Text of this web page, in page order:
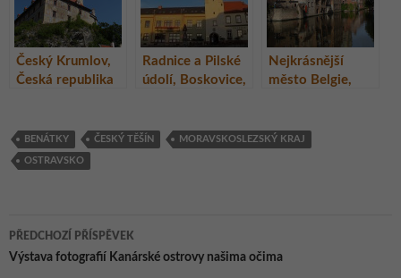
Český Krumlov,
Česká republika
Radnice a Pilské
údolí, Boskovice,
Nejkrásnější
město Belgie,
BENÁTKY ČESKÝ TĚŠÍN MORAVSKOSLEZSKÝ KRAJ
OSTRAVSKO
Navigace
pro
PŘEDCHOZÍ PŘÍSPĚVEK
Výstava fotografií Kanárské ostrovy našima očima